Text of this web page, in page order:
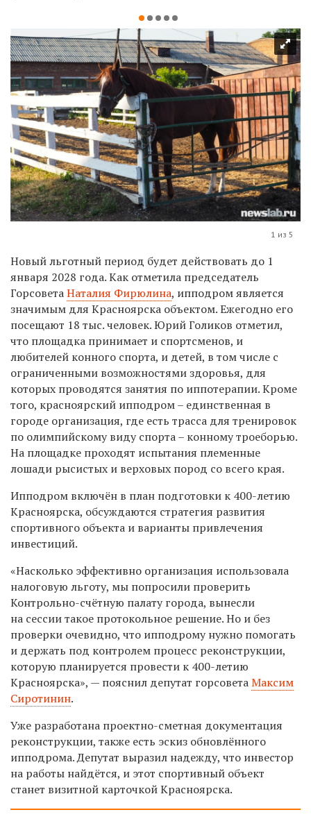
1 из 5
Новый льготный период будет действовать до 1
января 2028 года. Как отметила председатель
ГорсоветаНаталия Фирюлина, ипподром является
значимым для Красноярска объектом. Ежегодно его
посещают 18 тыс. человек. Юрий Голиков отметил,
что площадка принимает и спортсменов, и
любителей конного спорта, и детей, в том числе с
ограниченными возможностями здоровья, для
которых проводятся занятия по иппотерапии. Кроме
того, красноярский ипподром – единственная в
городе организация, где есть трасса для тренировок
по олимпийскому виду спорта – конному троеборью.
На площадке проходят испытания племенные
лошади рысистых и верховых пород со всего края.
Ипподром включён в план подготовки к 400-летию
Красноярска, обсуждаются стратегия развития
спортивного объекта и варианты привлечения
инвестиций.
«Насколько эффективно организация использовала
налоговую льготу, мы попросили проверить
Контрольно-счётную палату города, вынесли
на сессии такое протокольное решение. Но и без
проверки очевидно, что ипподрому нужно помогать
и держать под контролем процесс реконструкции,
которую планируется провести к 400-летию
Красноярска», — пояснил депутат горсоветаМаксим
Сиротинин.
Уже разработана проектно-сметная документация
реконструкции, также есть эскиз обновлённого
ипподрома. Депутат выразил надежду, что инвестор
на работы найдётся, и этот спортивный объект
станет визитной карточкой Красноярска.